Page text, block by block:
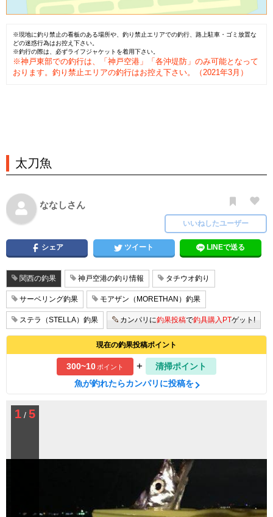
※現地に釣り禁止の看板のある場所や、釣り禁止エリアでの釣行、路上駐車・ゴミ放置な
どの迷惑行為はお控え下さい。
※釣行の際は、必ずライフジャケットを着用下さい。
※神戸東部での釣行は、「神戸空港」「各沖堤防」のみ可能となって
おります。釣り禁止エリアの釣行はお控え下さい。（2021年3月）
太刀魚
ななしさん
いいねしたユーザー
シェア ツイート LINEで送る
関西の釣果 神戸空港の釣り情報 タチウオ釣り
サーベリング釣果 モアザン（MORETHAN）釣果
ステラ（STELLA）釣果 カンパリに釣果投稿で釣具購入PTゲット!
現在の釣果投稿ポイント
300~10ポイント +
清掃ポイント
魚が釣れたらカンパリに投稿を
1 / 5